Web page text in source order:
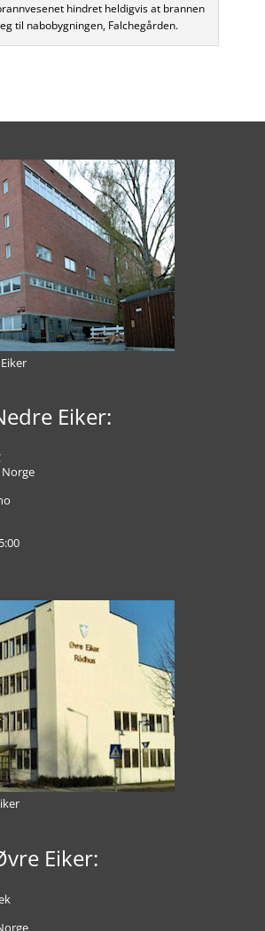
hindret heldigvis at brannen
til nabobygningen, Falchegården.
Eiker:
Norge
Eiker: